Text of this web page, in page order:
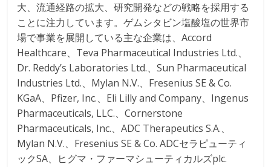
大、流通経路の拡大、研究開発などの戦略を採用する
ことに注力しています。ゲムシタビン塩酸塩の世界市
場で事業を展開している主な企業は、Accord
Healthcare、Teva Pharmaceutical Industries Ltd.、
Dr. Reddy’s Laboratories Ltd.、Sun Pharmaceutical
Industries Ltd.、Mylan N.V.、Fresenius SE & Co.
KGaA、Pfizer, Inc.、Eli Lilly and Company、Ingenus
Pharmaceuticals, LLC.、Cornerstone
Pharmaceuticals, Inc.、ADC Therapeutics S.A.、
Mylan N.V.、Fresenius SE & Co. ADCセラピューティ
ックSA、ヒグマ・ファーマシューティカルズplc.